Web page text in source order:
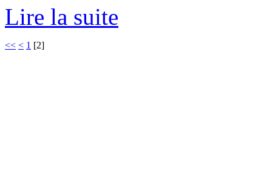
Lire la suite
<< < 1 [2]